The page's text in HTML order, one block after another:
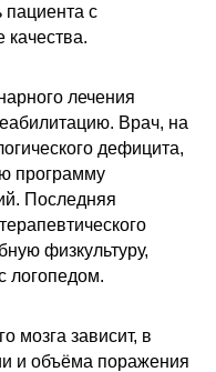
пациента с
лечения
Врач, на
дефицита,
программу
Последняя
физкультуру,
логопедом.
мозга зависит, в
и объёма поражения